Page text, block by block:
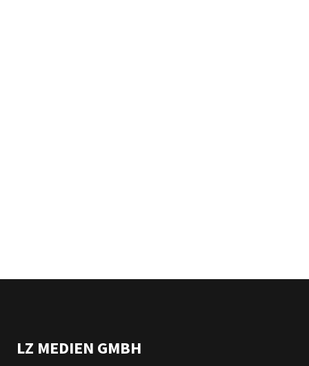
LZ MEDIEN GMBH